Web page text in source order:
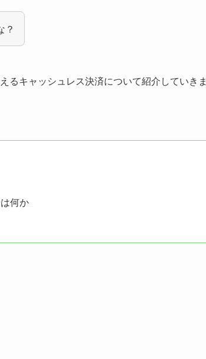
？
るキャッシュレス決済について紹介していきま
何か